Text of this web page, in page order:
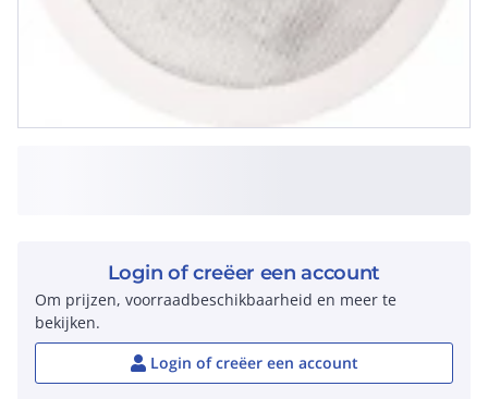
Login of creëer een account
Om prijzen, voorraadbeschikbaarheid en meer te
bekijken.
Login of creëer een account